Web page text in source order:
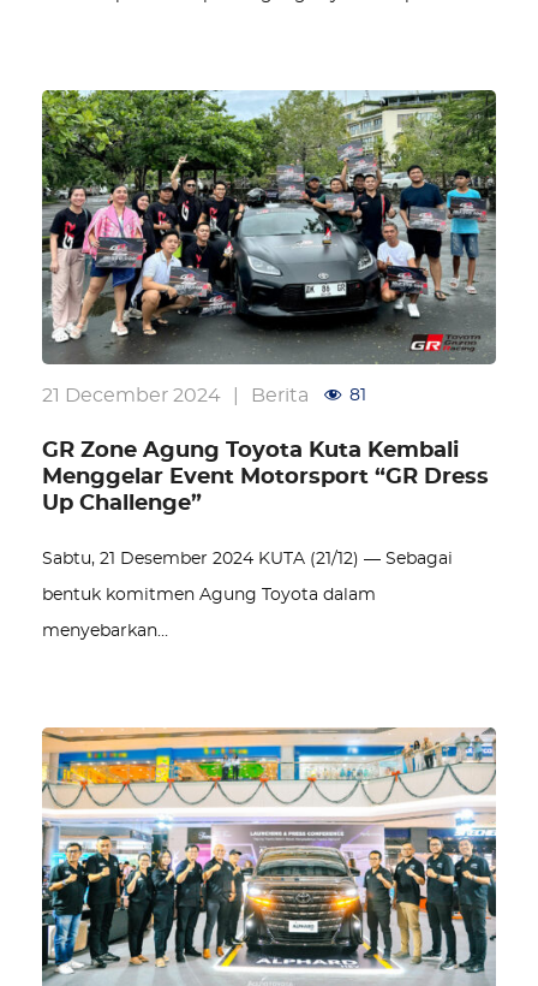
21 December 2024 Berita 81
GR Zone Agung Toyota Kuta Kembali
Menggelar Event Motorsport “GR Dress
Up Challenge”
Sabtu, 21 Desember 2024 KUTA (21/12) — Sebagai
bentuk komitmen Agung Toyota dalam
menyebarkan…